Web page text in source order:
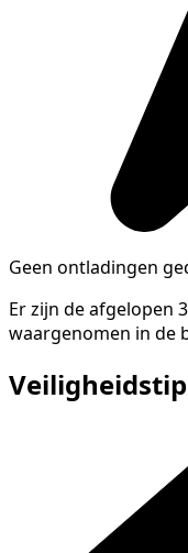
Geen ontladingen
Er zijn de afgelopen
waargenomen in de